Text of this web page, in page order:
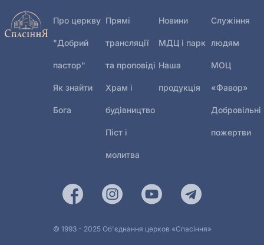
Про церкву
"Добрий
пастор"
Як знайти
Бога
Прямі
трансляції
та проповіді
Храм і
будівництво
Піст і
молитва
Новини
МДЦ і парк
Наша
продукція
Служіння
людям
МОЦ
«Фавор»
Добровільні
пожертви
© 1993 - 2025 Об'єднання церков «Спасіння»